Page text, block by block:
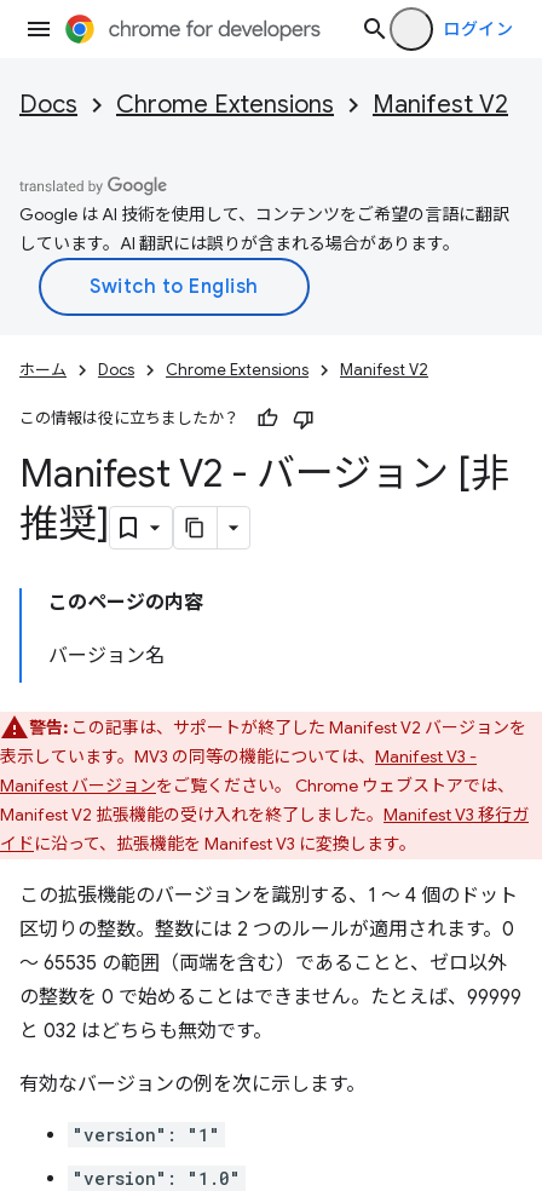
ログイン
Docs Chrome Extensions Manifest V2
Google は AI 技術を使用して、コンテンツをご希望の言語に翻訳
しています。AI 翻訳には誤りが含まれる場合があります。
ホーム Docs Chrome Extensions Manifest V2
この情報は役に立ちましたか？
Manifest V2 - バージョン [非
推奨]
このページの内容
バージョン名
警告: この記事は、サポートが終了した Manifest V2 バージョンを
表示しています。MV3 の同等の機能については、 Manifest V3 -
Manifest バージョンをご覧ください。 Chrome ウェブストアでは、
Manifest V2 拡張機能の受け入れを終了しました。 Manifest V3 移行ガ
イドに沿って、拡張機能を Manifest V3 に変換します。
この拡張機能のバージョンを識別する、1 ～ 4 個のドット
区切りの整数。整数には 2 つのルールが適用されます。0
～ 65535 の範囲（両端を含む）であることと、ゼロ以外
の整数を 0 で始めることはできません。たとえば、99999
と 032 はどちらも無効です。
有効なバージョンの例を次に示します。
"version": "1"
"version": "1.0"